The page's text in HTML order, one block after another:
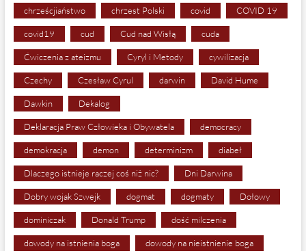
chrześcjiaństwo chrzest Polski covid COVID 19
covid19 cud Cud nad Wisłą cuda
Ćwiczenia z ateizmu Cyryl i Metody cywilizacja
Czechy Czesław Cyrul darwin David Hume
Dawkin Dekalog
Deklaracja Praw Człowieka i Obywatela democracy
demokracja demon determinizm diabeł
Dlaczego istnieje raczej coś niż nic? Dni Darwina
Dobry wojak Szwejk dogmat dogmaty Dołowy
dominiczak Donald Trump dość milczenia
dowody na istnienia boga dowody na nieistnienie boga